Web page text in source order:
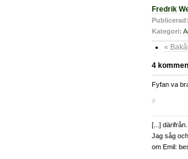
Fredrik
Publicerad:
Kategori:
«
4
Fyfan va
#
[...]
Jag såg
om Emil: